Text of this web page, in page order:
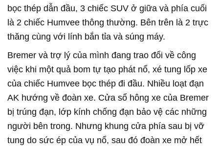
bọc thép dẫn đầu, 3 chiếc SUV ở giữa và phía cuối
là 2 chiếc Humvee thông thường. Bên trên là 2 trực
thăng cùng với lính bắn tỉa và súng máy.
Bremer và trợ lý của mình đang trao đổi về công
việc khi một quả bom tự tạo phát nổ, xé tung lốp xe
của chiếc Humvee bọc thép đi đầu. Nhiều loạt đạn
AK hướng về đoàn xe. Cửa sổ hông xe của Bremer
bị trúng đạn, lớp kính chống đạn bảo vệ các những
người bên trong. Nhưng khung cửa phía sau bị vỡ
tung do sức ép của vụ nổ, sau đó đoàn xe mở hết